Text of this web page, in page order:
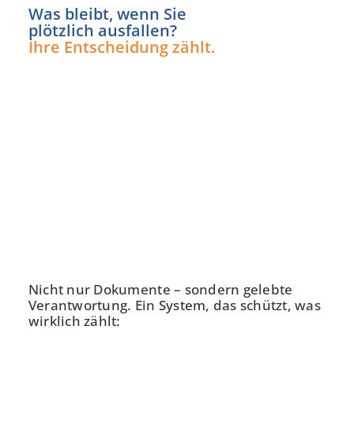
Ebene 2 Platzhalter
Was bleibt, wenn Sie
plötzlich ausfallen?
Ihre Entscheidung zählt.
Nicht nur Dokumente – sondern gelebte
Verantwortung. Ein System, das schützt, was
wirklich zählt: